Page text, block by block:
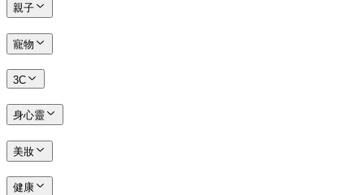
親子
寵物
3C
身心靈
美妝
健康